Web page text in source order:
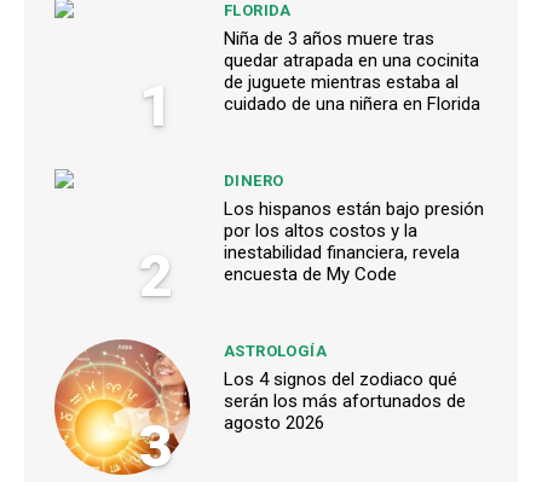
1
FLORIDA
Niña de 3 años muere tras
quedar atrapada en una cocinita
de juguete mientras estaba al
cuidado de una niñera en Florida
2
DINERO
Los hispanos están bajo presión
por los altos costos y la
inestabilidad financiera, revela
encuesta de My Code
3
ASTROLOGÍA
Los 4 signos del zodiaco qué
serán los más afortunados de
agosto 2026